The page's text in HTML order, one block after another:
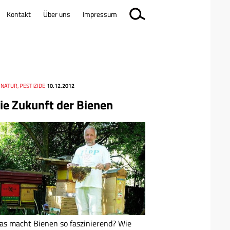
Zukunft der Bienen
PESTIZIDE 10.12.2012
macht Bienen so faszinierend? Wie
Kontakt Über uns Impressum